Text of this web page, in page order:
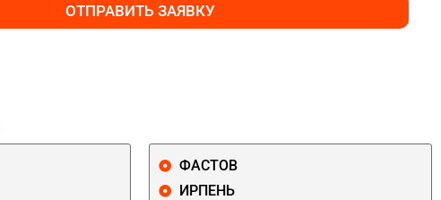
ОТПРАВИТЬ ЗАЯВКУ
ФАСТОВ
ИРПЕНЬ